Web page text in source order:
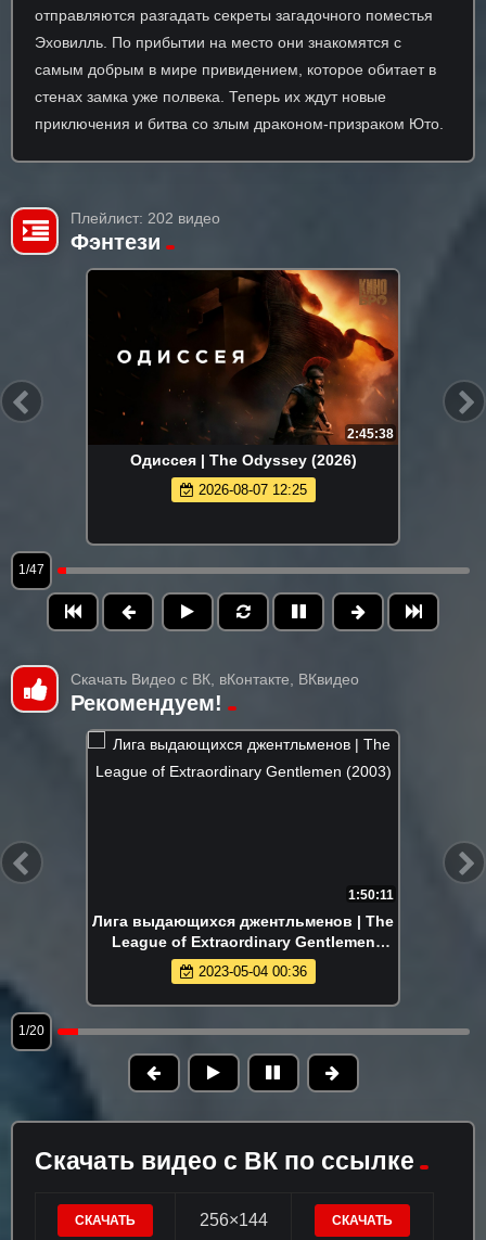
отправляются разгадать секреты загадочного поместья
Эховилль. По прибытии на место они знакомятся с
самым добрым в мире привидением, которое обитает в
стенах замка уже полвека. Теперь их ждут новые
приключения и битва со злым драконом-призраком Юто.
Плейлист: 202 видео
Фэнтези
2:45:38
Одиссея | The Odyssey (2026)
2026-08-07 12:25
1/47
Скачать Видео с ВК, вКонтакте, ВКвидео
Рекомендуем!
1:50:11
Лига выдающихся джентльменов | The
League of Extraordinary Gentlemen
(2003)
2023-05-04 00:36
1/20
Скачать видео с ВК по ссылке
СКАЧАТЬ 256×144 СКАЧАТЬ